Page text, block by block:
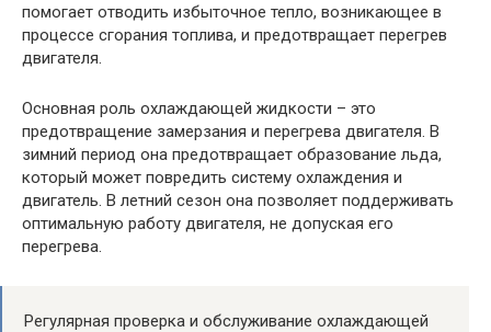
помогает отводить избыточное тепло, возникающее в
процессе сгорания топлива, и предотвращает перегрев
двигателя.
Основная роль охлаждающей жидкости – это
предотвращение замерзания и перегрева двигателя. В
зимний период она предотвращает образование льда,
который может повредить систему охлаждения и
двигатель. В летний сезон она позволяет поддерживать
оптимальную работу двигателя, не допуская его
перегрева.
Регулярная проверка и обслуживание охлаждающей